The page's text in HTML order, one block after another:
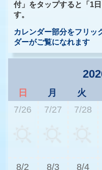
付」をタップすると「1
す。
カレンダー部分をフリッ
ダーがご覧になれます
日 月 火
7/26
7/27 7/28
8/2 8/3 8/4